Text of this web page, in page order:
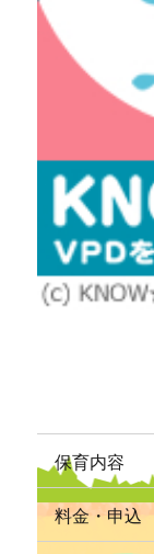
保育内容
料金・申込